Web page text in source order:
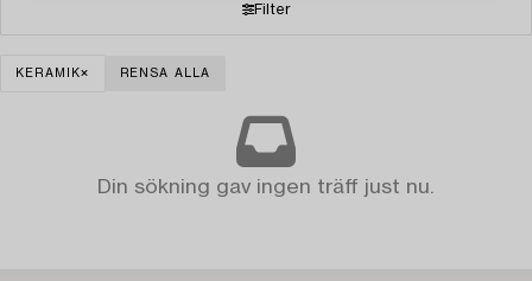
Filter
KERAMIK RENSA ALLA
Din sökning gav ingen träff just nu.